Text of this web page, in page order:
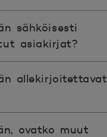
sähköisesti
asiakirjat?
allekirjoitettavat
ovatko muut